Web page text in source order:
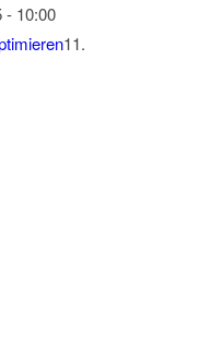
- 10:00
11.